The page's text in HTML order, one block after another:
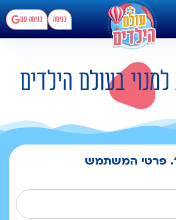
כניסה כניסה עם
בעולם הילדים